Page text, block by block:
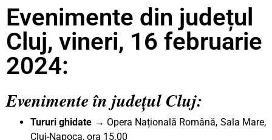
Evenimente din județul
Cluj, vineri, 16 februarie
2024:
Evenimente în județul Cluj:
Tururi ghidate → Opera Națională Română, Sala Mare,
Cluj-Napoca, ora 15.00